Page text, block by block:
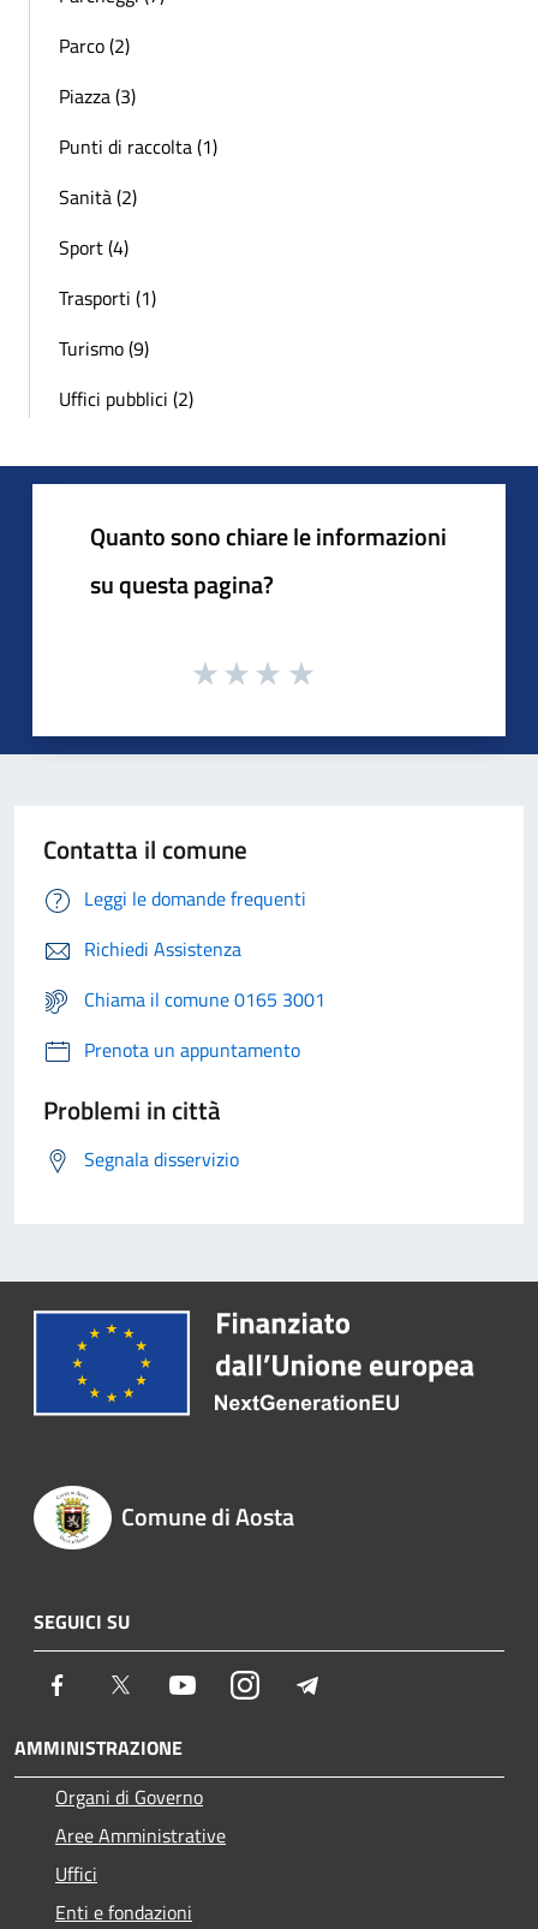
Parco (2)
Piazza (3)
Punti di raccolta (1)
Sanità (2)
Sport (4)
Trasporti (1)
Turismo (9)
Uffici pubblici (2)
Quanto sono chiare le informazioni
su questa pagina?
Contatta il comune
Leggi le domande frequenti
Richiedi Assistenza
Chiama il comune 0165 3001
Prenota un appuntamento
Problemi in città
Segnala disservizio
Comune di Aosta
SEGUICI SU
Facebook Twitter YoutubeInstagram
AMMINISTRAZIONE
Organi di Governo
Aree Amministrative
Uffici
Enti e fondazioni